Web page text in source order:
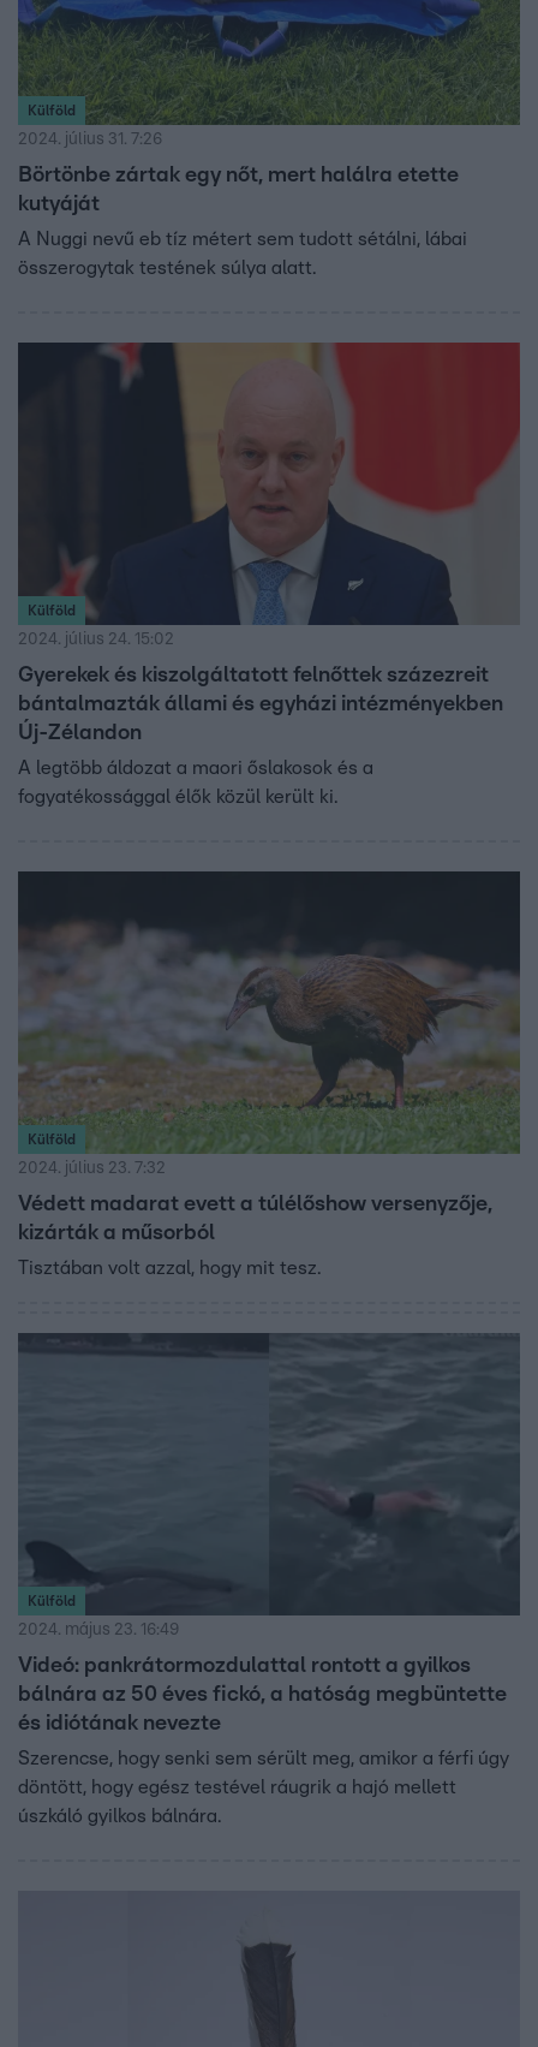
Külföld
2024. július 31. 7:26
Börtönbe zártak egy nőt, mert halálra etette
kutyáját
A Nuggi nevű eb tíz métert sem tudott sétálni, lábai
összerogytak testének súlya alatt.
Külföld
2024. július 24. 15:02
Gyerekek és kiszolgáltatott felnőttek százezreit
bántalmazták állami és egyházi intézményekben
Új-Zélandon
A legtöbb áldozat a maori őslakosok és a
fogyatékossággal élők közül került ki.
Külföld
2024. július 23. 7:32
Védett madarat evett a túlélőshow versenyzője,
kizárták a műsorból
Tisztában volt azzal, hogy mit tesz.
Külföld
2024. május 23. 16:49
Videó: pankrátormozdulattal rontott a gyilkos
bálnára az 50 éves fickó, a hatóság megbüntette
és idiótának nevezte
Szerencse, hogy senki sem sérült meg, amikor a férfi úgy
döntött, hogy egész testével ráugrik a hajó mellett
úszkáló gyilkos bálnára.